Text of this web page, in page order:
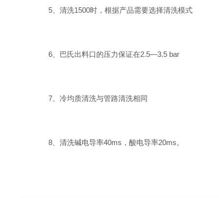
5、清洗1500时，根据产品需要选择清洗模式
6、巴氏出料口的压力保证在2.5—3.5 bar
7、冷均质清洗与管路清洗相同
8、清洗碱电导率40ms，酸电导率20ms。